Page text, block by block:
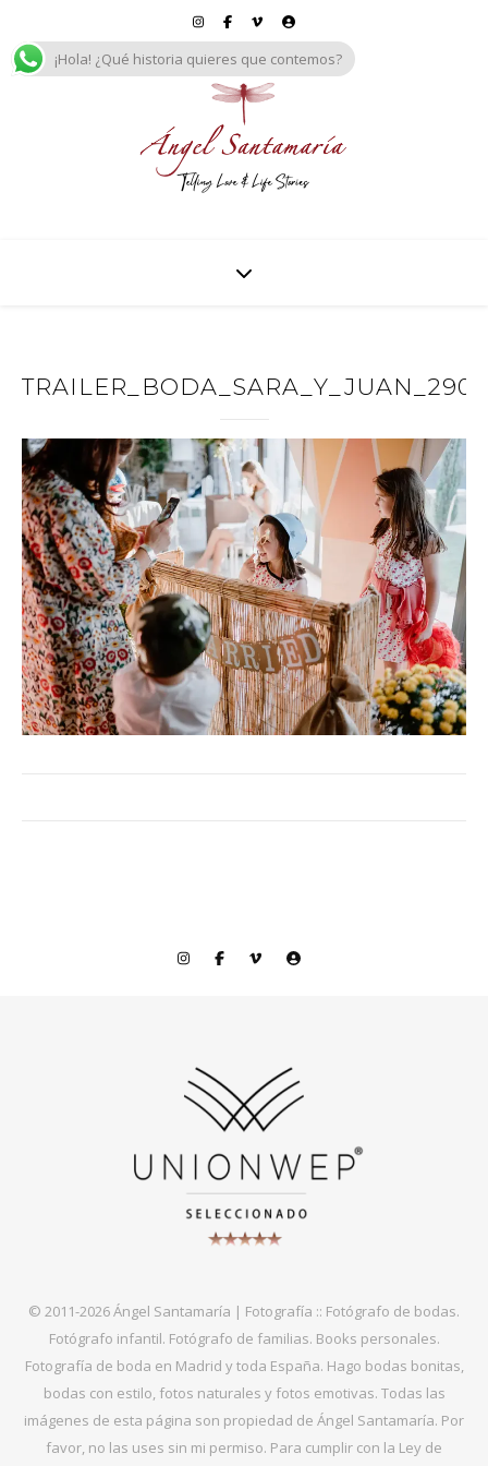
© 2011-2026 Ángel Santamaría | Fotografía :: Fotógrafo de bodas.
Fotógrafo infantil. Fotógrafo de familias. Books personales.
Fotografía de boda en Madrid y toda España. Hago bodas bonitas,
bodas con estilo, fotos naturales y fotos emotivas. Todas las
imágenes de esta página son propiedad de Ángel Santamaría. Por
favor, no las uses sin mi permiso. Para cumplir con la Ley de
¡Hola! ¿Qué historia quieres que contemos?